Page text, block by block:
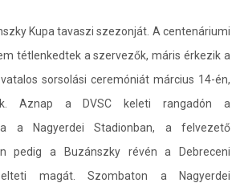
Kupa tavaszi szezonját. A centenáriumi
tétlenkedtek a szervezők, máris érkezik a
sorsolási ceremóniát március 14-én,
Aznap a DVSC keleti rangadón a
a Nagyerdei Stadionban, a felvezető
pedig a Buzánszky révén a Debreceni
magát. Szombaton a Nagyerdei